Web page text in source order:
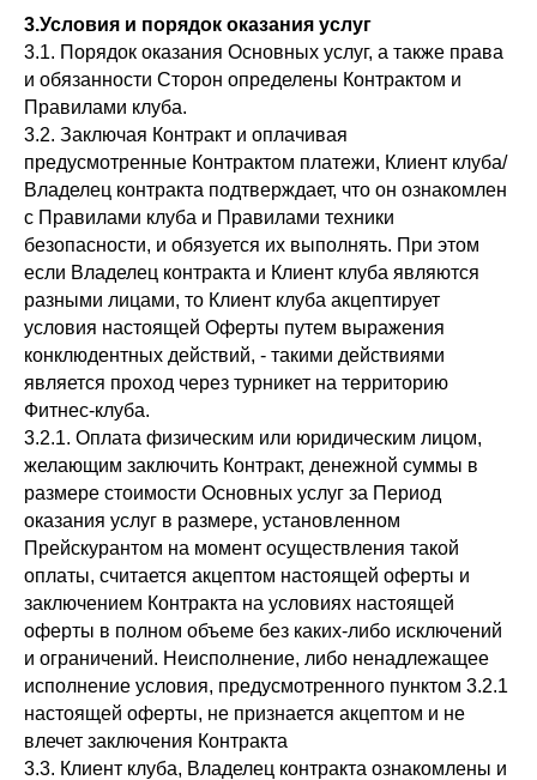
3.Условия и порядок оказания услуг
3.1. Порядок оказания Основных услуг, а также права
и обязанности Сторон определены Контрактом и
Правилами клуба.
3.2. Заключая Контракт и оплачивая
предусмотренные Контрактом платежи, Клиент клуба/
Владелец контракта подтверждает, что он ознакомлен
с Правилами клуба и Правилами техники
безопасности, и обязуется их выполнять. При этом
если Владелец контракта и Клиент клуба являются
разными лицами, то Клиент клуба акцептирует
условия настоящей Оферты путем выражения
конклюдентных действий, - такими действиями
является проход через турникет на территорию
Фитнес-клуба.
3.2.1. Оплата физическим или юридическим лицом,
желающим заключить Контракт, денежной суммы в
размере стоимости Основных услуг за Период
оказания услуг в размере, установленном
Прейскурантом на момент осуществления такой
оплаты, считается акцептом настоящей оферты и
заключением Контракта на условиях настоящей
оферты в полном объеме без каких-либо исключений
и ограничений. Неисполнение, либо ненадлежащее
исполнение условия, предусмотренного пунктом 3.2.1
настоящей оферты, не признается акцептом и не
влечет заключения Контракта
3.3. Клиент клуба, Владелец контракта ознакомлены и